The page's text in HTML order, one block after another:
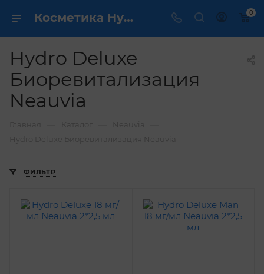
Косметика Hydro Deluxe Биоревитализация Neauvia - купить в интернет магазине ✔️ по выгодной цене 0
Hydro Deluxe
Биоревитализация
Neauvia
ФИЛЬТР